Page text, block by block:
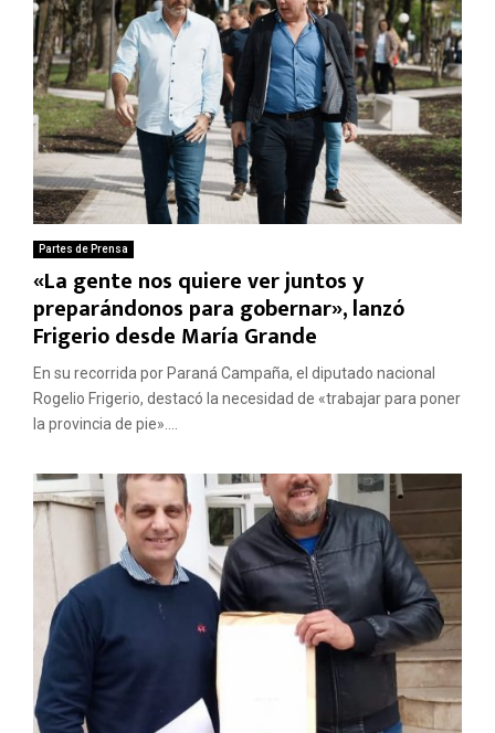
Partes de Prensa
«La gente nos quiere ver juntos y
preparándonos para gobernar», lanzó
Frigerio desde María Grande
En su recorrida por Paraná Campaña, el diputado nacional
Rogelio Frigerio, destacó la necesidad de «trabajar para poner
la provincia de pie»....